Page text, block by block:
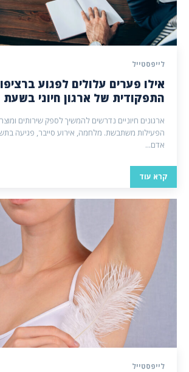
לייפסטייל
אילו פערים עלולים לפגוע
התפקודית של ארגון חיוני בשעת
ארגונים חיוניים נדרשים להמשיך לספק שירותים
הפעילות משתבשת. מלחמה, אירוע סייבר, פגיעה
אדם...
קרא עוד
לייפסטייל